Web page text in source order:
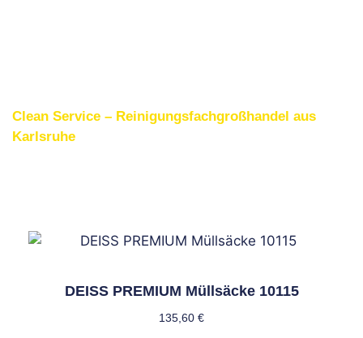
Clean Service – Reinigungsfachgroßhandel aus
Karlsruhe
DEISS PREMIUM Müllsäcke 10115
135,60 €